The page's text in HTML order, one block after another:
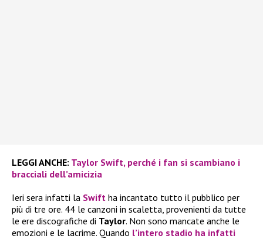
LEGGI ANCHE: Taylor Swift, perché i fan si scambiano i
bracciali dell’amicizia
Ieri sera infatti la Swift ha incantato tutto il pubblico per
più di tre ore. 44 le canzoni in scaletta, provenienti da tutte
le ere discografiche di Taylor. Non sono mancate anche le
emozioni e le lacrime. Quando l’intero stadio ha infatti